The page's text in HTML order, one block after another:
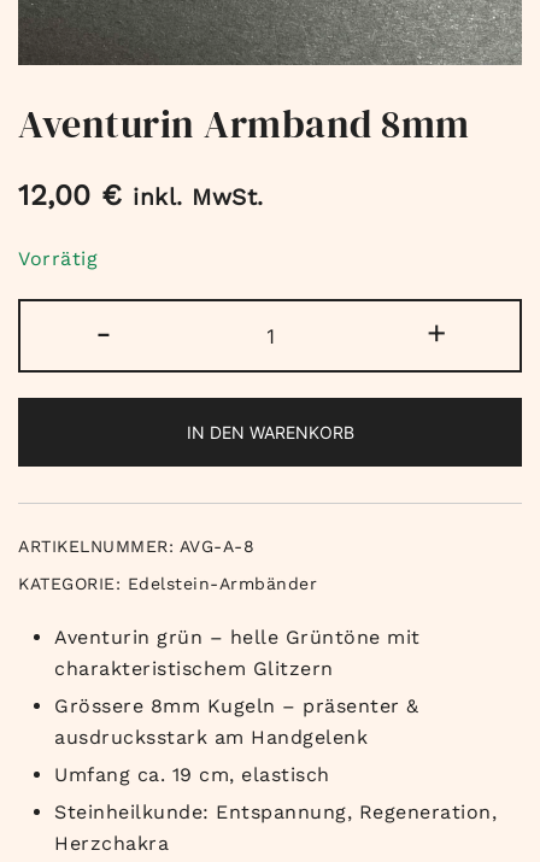
Aventurin Armband 8mm
12,00 € inkl. MwSt.
Vorrätig
-
Armband
8mm
+
IN DEN WARENKORB
ARTIKELNUMMER: AVG-A-8
KATEGORIE: Edelstein-Armbänder
Aventurin grün – helle Grüntöne mit
charakteristischem Glitzern
Grössere 8mm Kugeln – präsenter &
ausdrucksstark am Handgelenk
Umfang ca. 19 cm, elastisch
Steinheilkunde: Entspannung, Regeneration,
Herzchakra